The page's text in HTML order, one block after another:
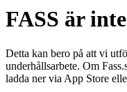
FASS är
Detta kan bero på att vi
underhållsarbete. Om
ladda ner via App Store